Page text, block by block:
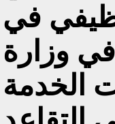
في
وزارة
الخدمة